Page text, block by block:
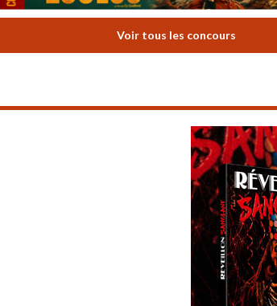
Voir tous les concours